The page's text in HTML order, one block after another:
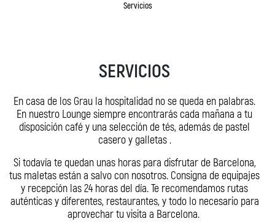
Deluxe
Off Room
APARTAMENTOS
Estudio familiar
Apartamentos
SOMOS SOSTENIBLES
Interiorismo consciente
Estancia saludable
Servicios
SERVICIOS
En casa de los Grau la hospitalidad no se queda en palabras.
En nuestro Lounge siempre encontrarás cada mañana a tu
disposición café y una selección de tés, además de pastel
casero y galletas .
Si todavía te quedan unas horas para disfrutar de Barcelona,
tus maletas están a salvo con nosotros. Consigna de equipajes
y recepción las 24 horas del día. Te recomendamos rutas
auténticas y diferentes, restaurantes, y todo lo necesario para
aprovechar tu visita a Barcelona.